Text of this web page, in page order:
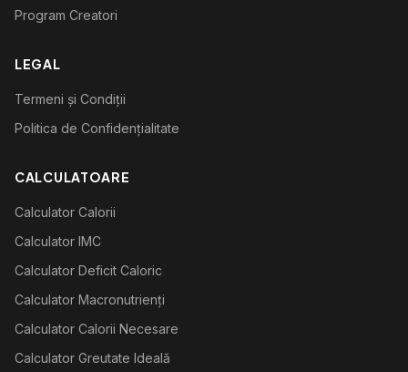
Program Creatori
LEGAL
Termeni și Condiții
Politica de Confidențialitate
CALCULATOARE
Calculator Calorii
Calculator IMC
Calculator Deficit Caloric
Calculator Macronutrienți
Calculator Calorii Necesare
Calculator Greutate Ideală